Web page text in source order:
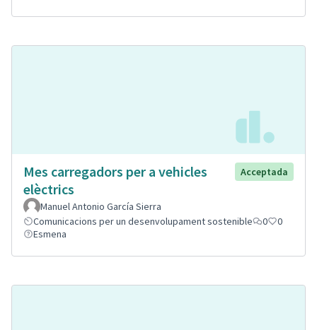
Mes carregadors per a vehicles
elèctrics
Acceptada
Manuel Antonio García Sierra
Comunicacions per un desenvolupament sostenible
0
0
Esmena